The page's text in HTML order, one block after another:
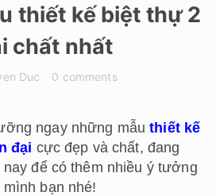
thiết kế biệt thự 2
chất nhất
Duc 0 comments
ngay những mẫuthiết kế
đại cực đẹp và chất, đang
để có thêm nhiều ý tưởng
bạn nhé!